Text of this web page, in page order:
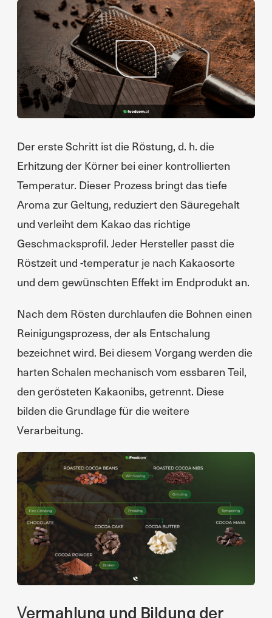
Der erste Schritt ist die Röstung, d. h. die
Erhitzung der Körner bei einer kontrollierten
Temperatur. Dieser Prozess bringt das tiefe
Aroma zur Geltung, reduziert den Säuregehalt
und verleiht dem Kakao das richtige
Geschmacksprofil. Jeder Hersteller passt die
Röstzeit und -temperatur je nach Kakaosorte
und dem gewünschten Effekt im Endprodukt an.
Nach dem Rösten durchlaufen die Bohnen einen
Reinigungsprozess, der als Entschalung
bezeichnet wird. Bei diesem Vorgang werden die
harten Schalen mechanisch vom essbaren Teil,
den gerösteten Kakaonibs, getrennt. Diese
bilden die Grundlage für die weitere
Verarbeitung.
Vermahlung und Bildung der